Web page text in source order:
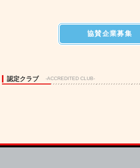
協賛企業募集
認定クラブ -ACCREDITED CLUB-